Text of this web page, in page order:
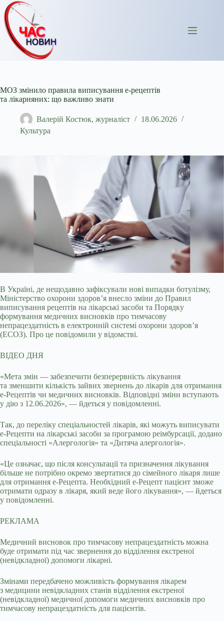
Перейти
до
вмісту
МОЗ змінило правила виписування е-рецептів
та лікарняних: що важливо знати
Валерій Костюк, журналіст
18.06.2026
Культура
В Україні, де нещодавно зафіксували нові випадки ботулізму,
Міністерство охорони здоров’я внесло зміни до Правил
виписування рецептів на лікарські засоби та Порядку
формування медичних висновків про тимчасову
непрацездатність в електронній системі охорони здоров’я
(ЕСОЗ). Про це повідомили у відомстві.
ВІДЕО ДНЯ
«Мета змін — забезпечити безперервність лікування
та зменшити кількість зайвих звернень до лікарів для отримання
е-Рецептів чи медичних висновків. Відповідні зміни вступають
у дію з 12.06.2026», — йдеться у повідомленні.
Так, до переліку спеціальностей лікарів, які можуть виписувати
е-Рецепти на лікарські засоби за програмою реімбурсації, додано
спеціальності «Алергологія» та «Дитяча алергологія».
«Це означає, що після консультації та призначення лікування
більше не потрібно окремо звертатися до сімейного лікаря лише
для отримання е-Рецепта. Необхідний е-Рецепт пацієнт зможе
отримати одразу в лікаря, який веде його лікування», — йдеться
у повідомленні.
РЕКЛАМА
Медичний висновок про тимчасову непрацездатність можна
буде отримати під час звернення до відділення екстреної
(невідкладної) допомоги лікарні.
Змінами передбачено можливість формування лікарем
з медицини невідкладних станів відділення екстреної
(невідкладної) медичної допомоги медичних висновків про
тимчасову непрацездатність для пацієнтів.